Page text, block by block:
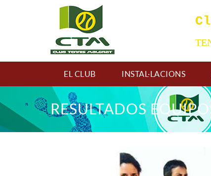
EL CLUB INSTAL·LACIONS
RESULTADOS